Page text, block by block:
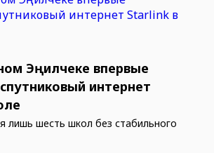
Эңилчеке впервые
интернет
лишь шесть школ без стабильного